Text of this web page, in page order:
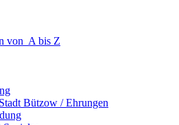
­von ­ ­A bis Z
Bützow / Ehrungen